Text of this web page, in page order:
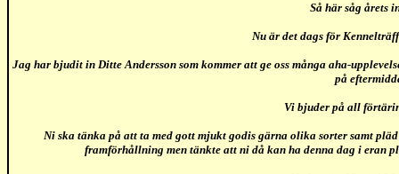
Så här såg årets
Nu är det dags för
Jag har bjudit in Ditte Andersson som kommer att ge oss många aha-
på
Vi bjuder på all
Ni ska tänka på att ta med gott mjukt godis gärna olika sorter samt
framförhållning men tänkte att ni då kan ha denna dag i eran